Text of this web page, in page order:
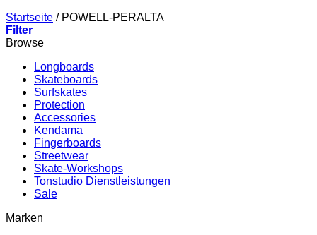
Startseite /POWELL-PERALTA
Filter
Browse
Longboards
Skateboards
Surfskates
Protection
Accessories
Kendama
Fingerboards
Streetwear
Skate-Workshops
Tonstudio Dienstleistungen
Sale
Marken